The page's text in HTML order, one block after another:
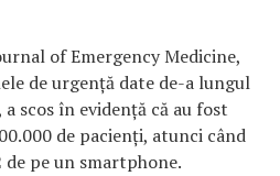
of Emergency Medicine,
de urgență date de-a lungul
scos în evidență că au fost
de pacienți, atunci când
de pe un smartphone.